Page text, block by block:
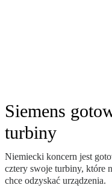
Siemens
turbiny
Niemiecki koncern jest
cztery swoje turbiny, które
chce odzyskać urządzenia.